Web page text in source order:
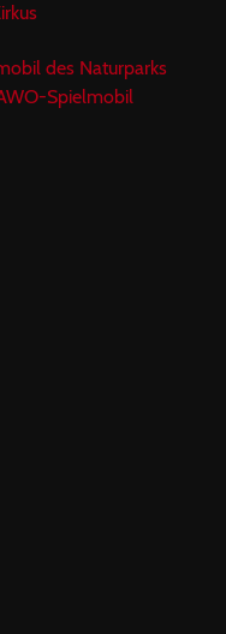
des Naturparks
Spielmobil